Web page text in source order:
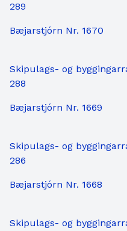
289
Bæjarstjórn Nr. 1670
Skipulags- og
288
Bæjarstjórn Nr. 1669
Skipulags- og
286
Bæjarstjórn Nr. 1668
Skipulags- og